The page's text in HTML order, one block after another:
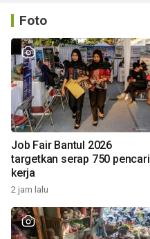
Foto
Job Fair Bantul 2026
targetkan serap 750 pencari
kerja
2 jam lalu